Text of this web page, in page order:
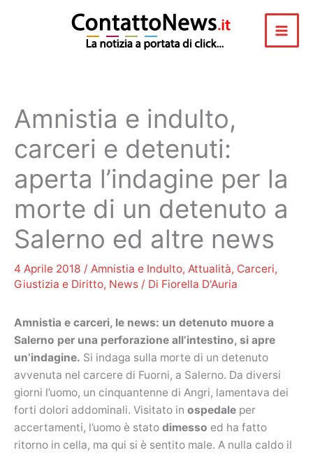
Amnistia e indulto,
carceri e detenuti:
aperta l’indagine per la
morte di un detenuto a
Salerno ed altre news
4 Aprile 2018 / Amnistia e Indulto, Attualità, Carceri,
Giustizia e Diritto, News / Di Fiorella D'Auria
Amnistia e carceri, le news: un detenuto muore a
Salerno per una perforazione all’intestino, si apre
un’indagine. Si indaga sulla morte di un detenuto
avvenuta nel carcere di Fuorni, a Salerno. Da diversi
giorni l’uomo, un cinquantenne di Angri, lamentava dei
forti dolori addominali. Visitato in ospedale per
accertamenti, l’uomo è stato dimesso ed ha fatto
ritorno in cella, ma qui si è sentito male. A nulla caldo il